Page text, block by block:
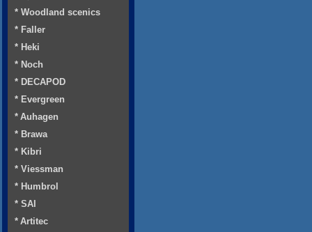
* Woodland scenics
* Faller
* Heki
* Noch
* DECAPOD
* Evergreen
* Auhagen
* Brawa
* Kibri
* Viessman
* Humbrol
* SAI
* Artitec